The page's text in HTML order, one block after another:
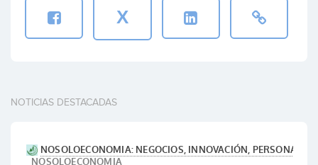
X
NOTICIAS DESTACADAS